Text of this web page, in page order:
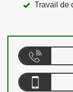
Travail de